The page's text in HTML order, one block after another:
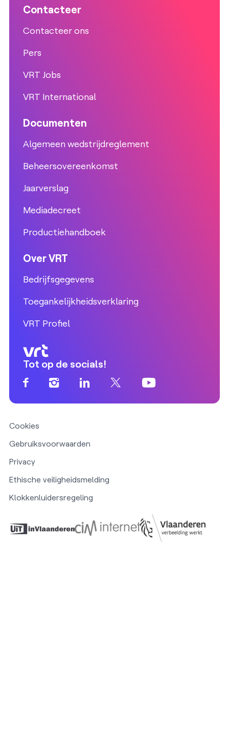
Contacteer
Contacteer ons
Pers
VRT Jobs
VRT International
Documenten
Algemeen wedstrijdreglement
Beheersovereenkomst
Jaarverslag
Mediadecreet
Productiehandboek
Over VRT
Bedrijfsgegevens
Toegankelijkheidsverklaring
VRT Profiel
Tot op de socials!
Cookies
Gebruiksvoorwaarden
Privacy
Ethische veiligheidsmelding
Klokkenluidersregeling